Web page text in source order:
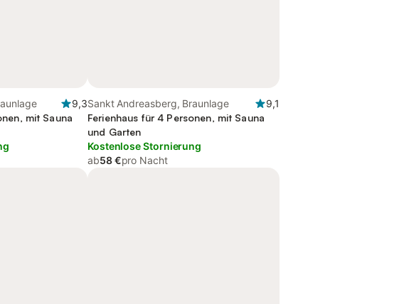
9,3
mit Sauna
Sankt Andreasberg, Braunlage
9,1
Ferienhaus für 4 Personen, mit Sauna
und Garten
Kostenlose Stornierung
ab58 €pro Nacht